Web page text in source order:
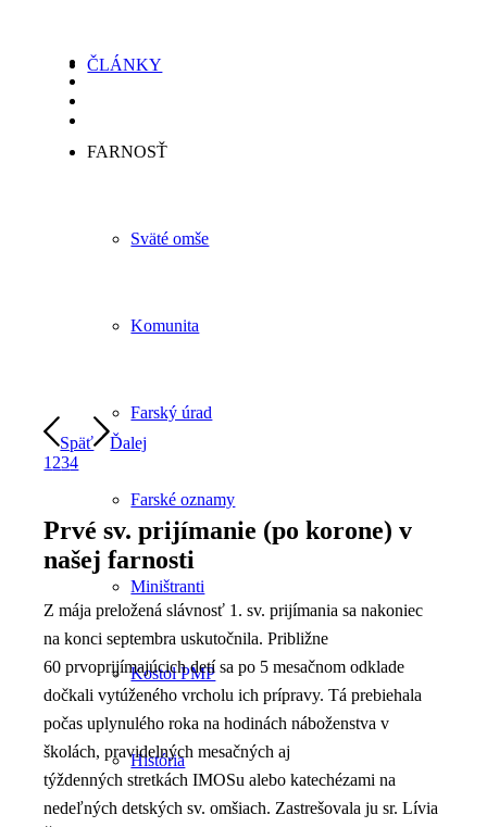
ČLÁNKY
FARNOSŤ
Sväté omše
Komunita
Farský úrad
Farské oznamy
Miništranti
Kostol PMP
História
Späť
Ďalej
1 234
Prvé sv. prijímanie (po korone) v
našej farnosti
Z mája preložená slávnosť 1. sv. prijímania sa nakoniec
na konci septembra uskutočnila. Približne
60 prvoprijímajúcich detí sa po 5 mesačnom odklade
dočkali vytúženého vrcholu ich prípravy. Tá prebiehala
počas uplynulého roka na hodinách náboženstva v
školách, pravidelných mesačných aj
týždenných stretkách IMOSu alebo katechézami na
nedeľných detských sv. omšiach. Zastrešovala ju sr. Lívia